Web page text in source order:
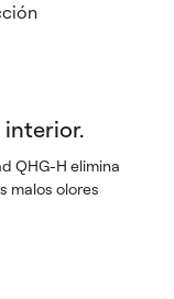
interior.
QHG-H elimina
malos olores